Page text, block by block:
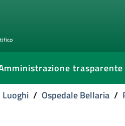
trasparente
Luoghi / Ospedale Bellaria /